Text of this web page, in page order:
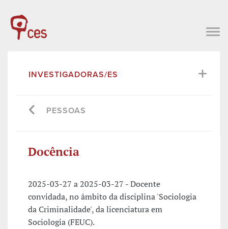
INVESTIGADORAS/ES
PESSOAS
Docência
2025-03-27 a 2025-03-27 - Docente
convidada, no âmbito da disciplina 'Sociologia
da Criminalidade', da licenciatura em
Sociologia (FEUC).